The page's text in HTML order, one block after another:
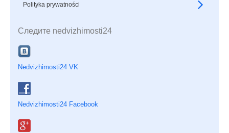
Polityka prywatności
Следите nedvizhimosti24
Nedvizhimosti24 VK
Nedvizhimosti24 Facebook